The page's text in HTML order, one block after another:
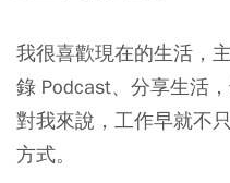
我很喜歡現在的生活，
錄 Podcast、分享生活
對我來說，工作早就不
方式。